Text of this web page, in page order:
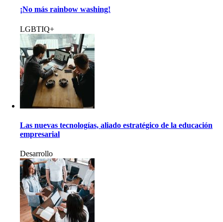
¡No más rainbow washing!
LGBTIQ+
Las nuevas tecnologías, aliado estratégico de la educación
empresarial
Desarrollo